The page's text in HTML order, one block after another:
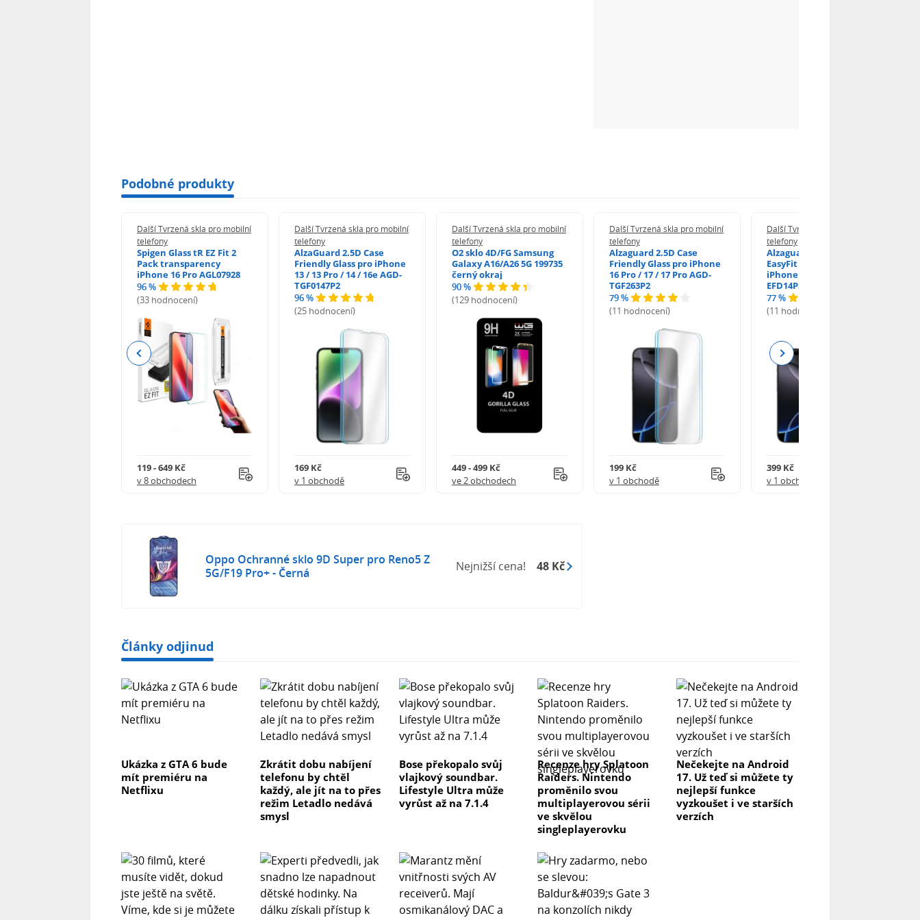
Podobné produkty
Další Tvrzená skla pro mobilní
telefony
Spigen Glass tR EZ Fit 2
Pack transparency
iPhone 16 Pro AGL07928
96 %
(33 hodnocení)
119 - 649 Kč
v 8 obchodech
Další Tvrzená skla pro mobilní
telefony
AlzaGuard 2.5D Case
Friendly Glass pro iPhone
13 / 13 Pro / 14 / 16e AGD-
TGF0147P2
96 %
(25 hodnocení)
169 Kč
v 1 obchodě
Další Tvrzená skla pro mobilní
telefony
O2 sklo 4D/FG Samsung
Galaxy A16/A26 5G 199735
černý okraj
90 %
(129 hodnocení)
449 - 499 Kč
ve 2 obchodech
Další Tvrzená skla pro mobilní
telefony
Alzaguard 2.5D Case
Friendly Glass pro iPhone
16 Pro / 17 / 17 Pro AGD-
TGF263P2
79 %
(11 hodnocení)
199 Kč
v 1 obchodě
Další Tvrzená skla pro mobilní
telefony
Alzaguard 2.5D Glass
EasyFit DustFree pro
iPhone 16 Pro / 17 AGD-
EFD14P3
77 %
(11 hodnocení)
399 Kč
v 1 obchodě
Previous Next
Oppo Ochranné sklo 9D Super pro Reno5 Z
5G/F19 Pro+ - Černá
Nejnižší cena! 48 Kč
Články odjinud
Ukázka z GTA 6 bude
mít premiéru na
Netflixu
Zkrátit dobu nabíjení
telefonu by chtěl
každý, ale jít na to přes
režim Letadlo nedává
smysl
Bose překopalo svůj
vlajkový soundbar.
Lifestyle Ultra může
vyrůst až na 7.1.4
Recenze hry Splatoon
Raiders. Nintendo
proměnilo svou
multiplayerovou sérii
ve skvělou
singleplayerovku
Nečekejte na Android
17. Už teď si můžete ty
nejlepší funkce
vyzkoušet i ve starších
verzích